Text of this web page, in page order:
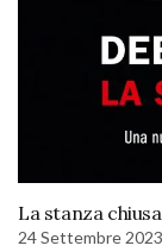
La stanza
24 Settembre 2023